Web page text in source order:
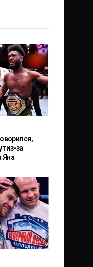
из-за
Яна